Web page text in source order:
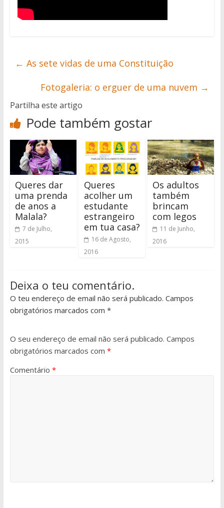
← As sete vidas de uma Constituição
Fotogaleria: o erguer de uma nuvem →
Partilha este artigo
Pode também gostar
Queres dar
uma prenda
de anos a
Malala?
7 de Julho,
2015
Queres
acolher um
estudante
estrangeiro
em tua casa?
16 de Agosto,
2016
Os adultos
também
brincam
com legos
11 de Junho,
2016
Deixa o teu comentário.
O teu endereço de email não será publicado. Campos
obrigatórios marcados com *
O seu endereço de email não será publicado. Campos
obrigatórios marcados com *
Comentário *